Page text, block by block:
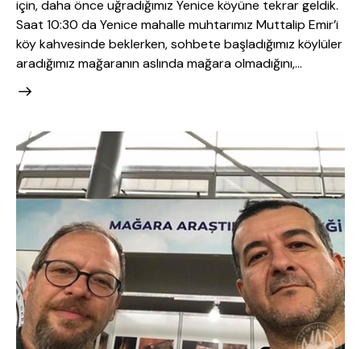
için, daha önce uğradığımız Yenice köyüne tekrar geldik.
Saat 10:30 da Yenice mahalle muhtarımız Muttalip Emir’i
köy kahvesinde beklerken, sohbete başladığımız köylüler
aradığımız mağaranın aslında mağara olmadığını,…